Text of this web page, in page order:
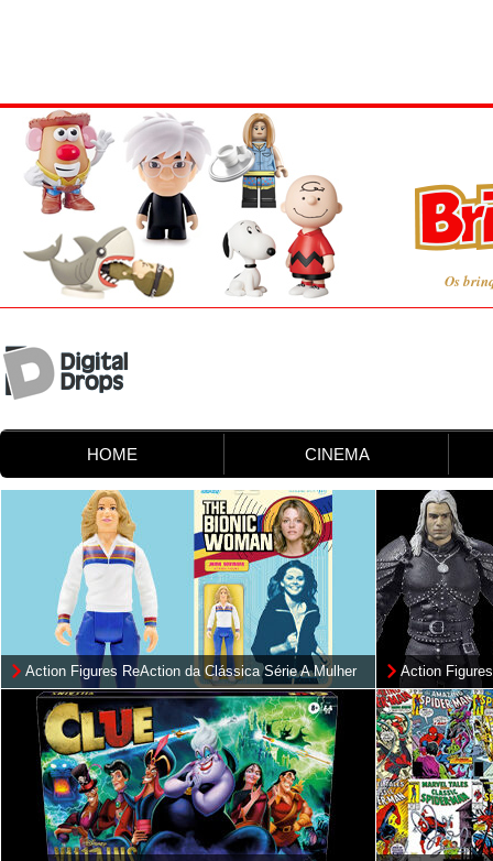
Os
HOME CINEMA
Action Figures ReAction da Clássica Série A Mulher
Biônica
Action
e Roach